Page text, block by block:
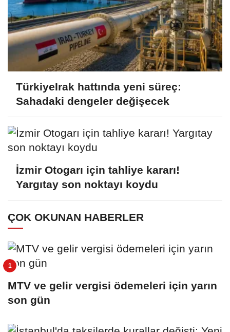
TürkiyeIrak hattında yeni süreç:
Sahadaki dengeler değişecek
İzmir Otogarı için tahliye kararı!
Yargıtay son noktayı koydu
ÇOK OKUNAN HABERLER
MTV ve gelir vergisi ödemeleri için yarın
son gün